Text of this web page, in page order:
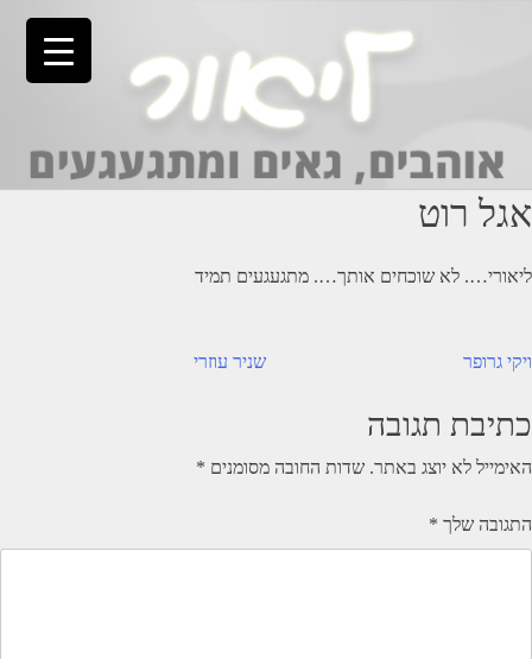
אגל רוט
ליאורי…. לא שוכחים אותך…. מתגעגעים תמיד
ניווט שניר עוזרי ויקי גרופר
כתיבת תגובה
האימייל לא יוצג באתר. שדות החובה מסומנים *
התגובה שלך *